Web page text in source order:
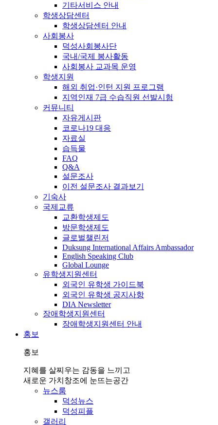
기타서비스 안내
학생상담센터
학생상담센터 안내
사회봉사
덕성사회봉사단
국내/국제 봉사활동
사회봉사 교과목 운영
학생지원
해외 취업·인턴 지원 프로그램
지역인재 7급 수습직원 선발시험
커뮤니티
자유게시판
코로나19 대응
자료실
습득물
FAQ
Q&A
설문조사
이전 설문조사 결과보기
기숙사
국제교류
교환학생제도
방문학생제도
글로벌챌린저
Duksung International Affairs Ambassador
English Speaking Club
Global Lounge
유학생지원센터
외국인 유학생 가이드북
외국인 유학생 공지사항
DIA Newsletter
장애학생지원센터
장애학생지원센터 안내
홍보
홍보
지혜를 살찌우는 감동을 느끼고
새로운 가치창조에 눈뜨는공간
뉴스룸
덕성뉴스
덕성피플
갤러리